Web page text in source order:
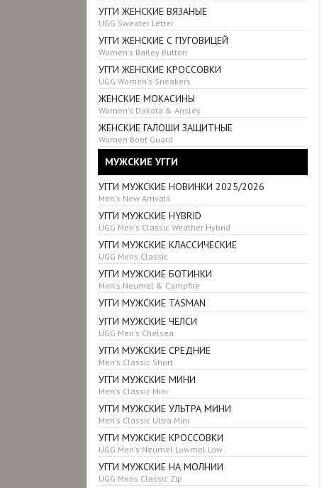
УГГИ ЖЕНСКИЕ ВЯЗАНЫЕ
UGG Sweater Letter
УГГИ ЖЕНСКИЕ С ПУГОВИЦЕЙ
Women's Bailey Button
УГГИ ЖЕНСКИЕ КРОСCОВКИ
UGG Women's Sneakers
ЖЕНСКИЕ МОКАСИНЫ
Women's Dakota & Ansley
ЖЕНСКИЕ ГАЛОШИ ЗАЩИТНЫЕ
Women Boot Guard
МУЖСКИЕ УГГИ
УГГИ МУЖСКИЕ НОВИНКИ 2025/2026
Men's New Arrivals
УГГИ МУЖСКИЕ HYBRID
UGG Men's Classic Weather Hybrid
УГГИ МУЖСКИЕ КЛАССИЧЕСКИЕ
UGG Mens Classic
УГГИ МУЖСКИЕ БОТИНКИ
Men's Neumel & Campfire
УГГИ МУЖСКИЕ TASMAN
УГГИ МУЖСКИЕ ЧЕЛСИ
UGG Men's Chelsea
УГГИ МУЖСКИЕ СРЕДНИЕ
Men's Classic Short
УГГИ МУЖСКИЕ МИНИ
Men's Classic Mini
УГГИ МУЖСКИЕ УЛЬТРА МИНИ
Men's Classic Ultra Mini
УГГИ МУЖСКИЕ КРОССОВКИ
UGG Men's Neumel Lowmel Low
УГГИ МУЖСКИЕ НА МОЛНИИ
UGG Mens Classic Zip